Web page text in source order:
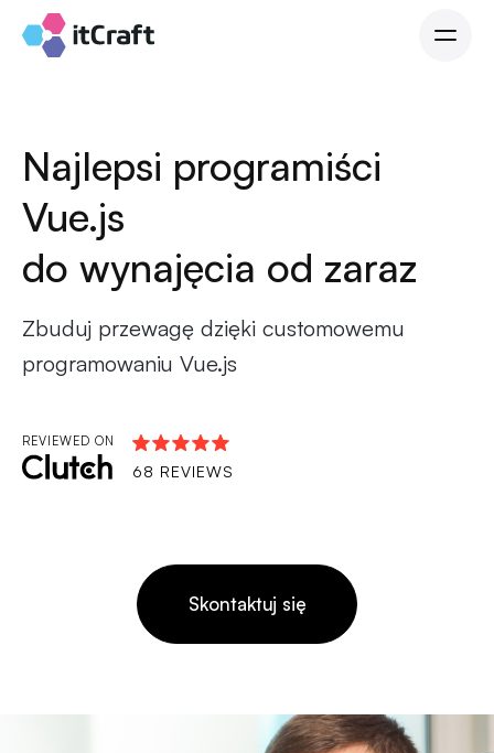
Najlepsi programiści
Vue.js
do wynajęcia od zaraz
Zbuduj przewagę dzięki customowemu
programowaniu Vue.js
Skontaktuj się
REVIEWED ON
68 REVIEWS